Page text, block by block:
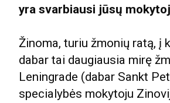
yra svarbiausi jūsų
Žinoma, turiu žmonių ratą, į
dabar tai daugiausia mirę
Leningrade (dabar Sankt
specialybės mokytoju